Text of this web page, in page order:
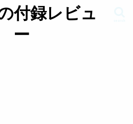
付録レビュ
ー